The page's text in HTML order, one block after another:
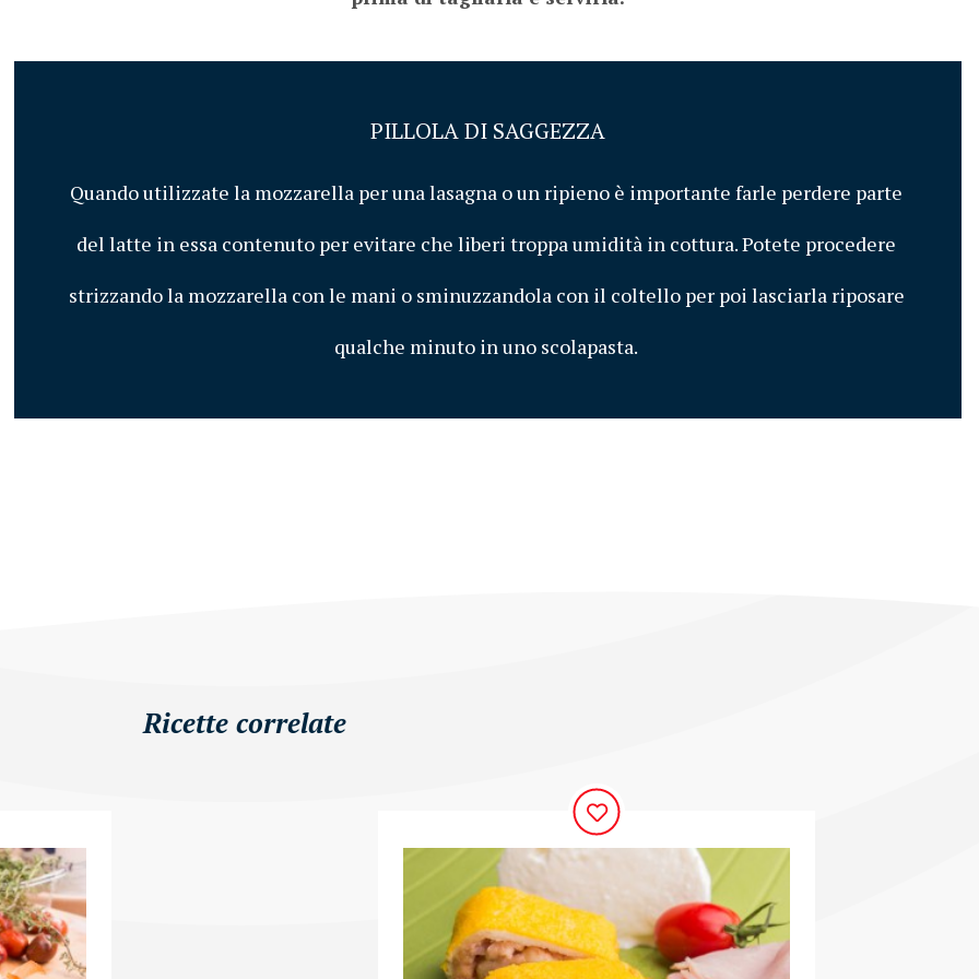
PILLOLA DI SAGGEZZA
Quando utilizzate la mozzarella per una lasagna o un ripieno è importante farle perdere parte
del latte in essa contenuto per evitare che liberi troppa umidità in cottura. Potete procedere
strizzando la mozzarella con le mani o sminuzzandola con il coltello per poi lasciarla riposare
qualche minuto in uno scolapasta.
Ricette correlate